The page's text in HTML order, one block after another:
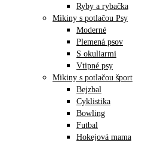
Ryby a rybačka
Mikiny s potlačou Psy
Moderné
Plemená psov
S okuliarmi
Vtipné psy
Mikiny s potlačou šport
Bejzbal
Cyklistika
Bowling
Futbal
Hokejová mama